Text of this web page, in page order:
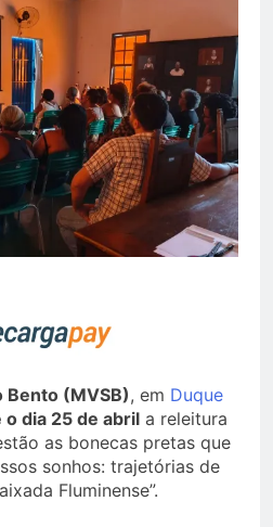
Bento (MVSB), em Duque
o dia 25 de abril a releitura
as bonecas pretas que
sonhos: trajetórias de
Fluminense”.